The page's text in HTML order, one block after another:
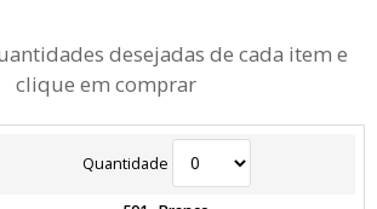
desejadas de cada item e
clique em comprar
Quantidade